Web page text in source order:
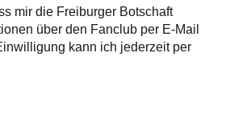
mir die Freiburger Botschaft
über den Fanclub per E-Mail
kann ich jederzeit per